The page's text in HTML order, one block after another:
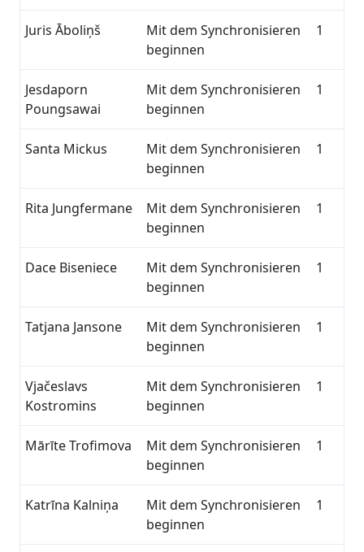
Juris Āboliņš
Mit dem Synchronisieren
beginnen
1
Jesdaporn
Poungsawai
Mit dem Synchronisieren
beginnen
1
Santa Mickus
Mit dem Synchronisieren
beginnen
1
Rita Jungfermane
Mit dem Synchronisieren
beginnen
1
Dace Biseniece
Mit dem Synchronisieren
beginnen
1
Tatjana Jansone
Mit dem Synchronisieren
beginnen
1
Vjačeslavs
Kostromins
Mit dem Synchronisieren
beginnen
1
Mārīte Trofimova
Mit dem Synchronisieren
beginnen
1
Katrīna Kalniņa
Mit dem Synchronisieren
beginnen
1